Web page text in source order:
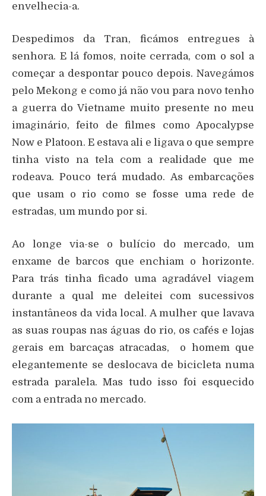
envelhecia-a.
Despedimos da Tran, ficámos entregues à
senhora. E lá fomos, noite cerrada, com o sol a
começar a despontar pouco depois. Navegámos
pelo Mekong e como já não vou para novo tenho
a guerra do Vietname muito presente no meu
imaginário, feito de filmes como Apocalypse
Now e Platoon. E estava ali e ligava o que sempre
tinha visto na tela com a realidade que me
rodeava. Pouco terá mudado. As embarcações
que usam o rio como se fosse uma rede de
estradas, um mundo por si.
Ao longe via-se o bulício do mercado, um
enxame de barcos que enchiam o horizonte.
Para trás tinha ficado uma agradável viagem
durante a qual me deleitei com sucessivos
instantâneos da vida local. A mulher que lavava
as suas roupas nas águas do rio, os cafés e lojas
gerais em barcaças atracadas, o homem que
elegantemente se deslocava de bicicleta numa
estrada paralela. Mas tudo isso foi esquecido
com a entrada no mercado.